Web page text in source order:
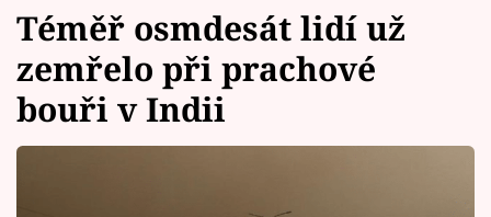
Témata
Celebrity
Téměř osmdesát lidí už
zemřelo při prachové
bouři v Indii